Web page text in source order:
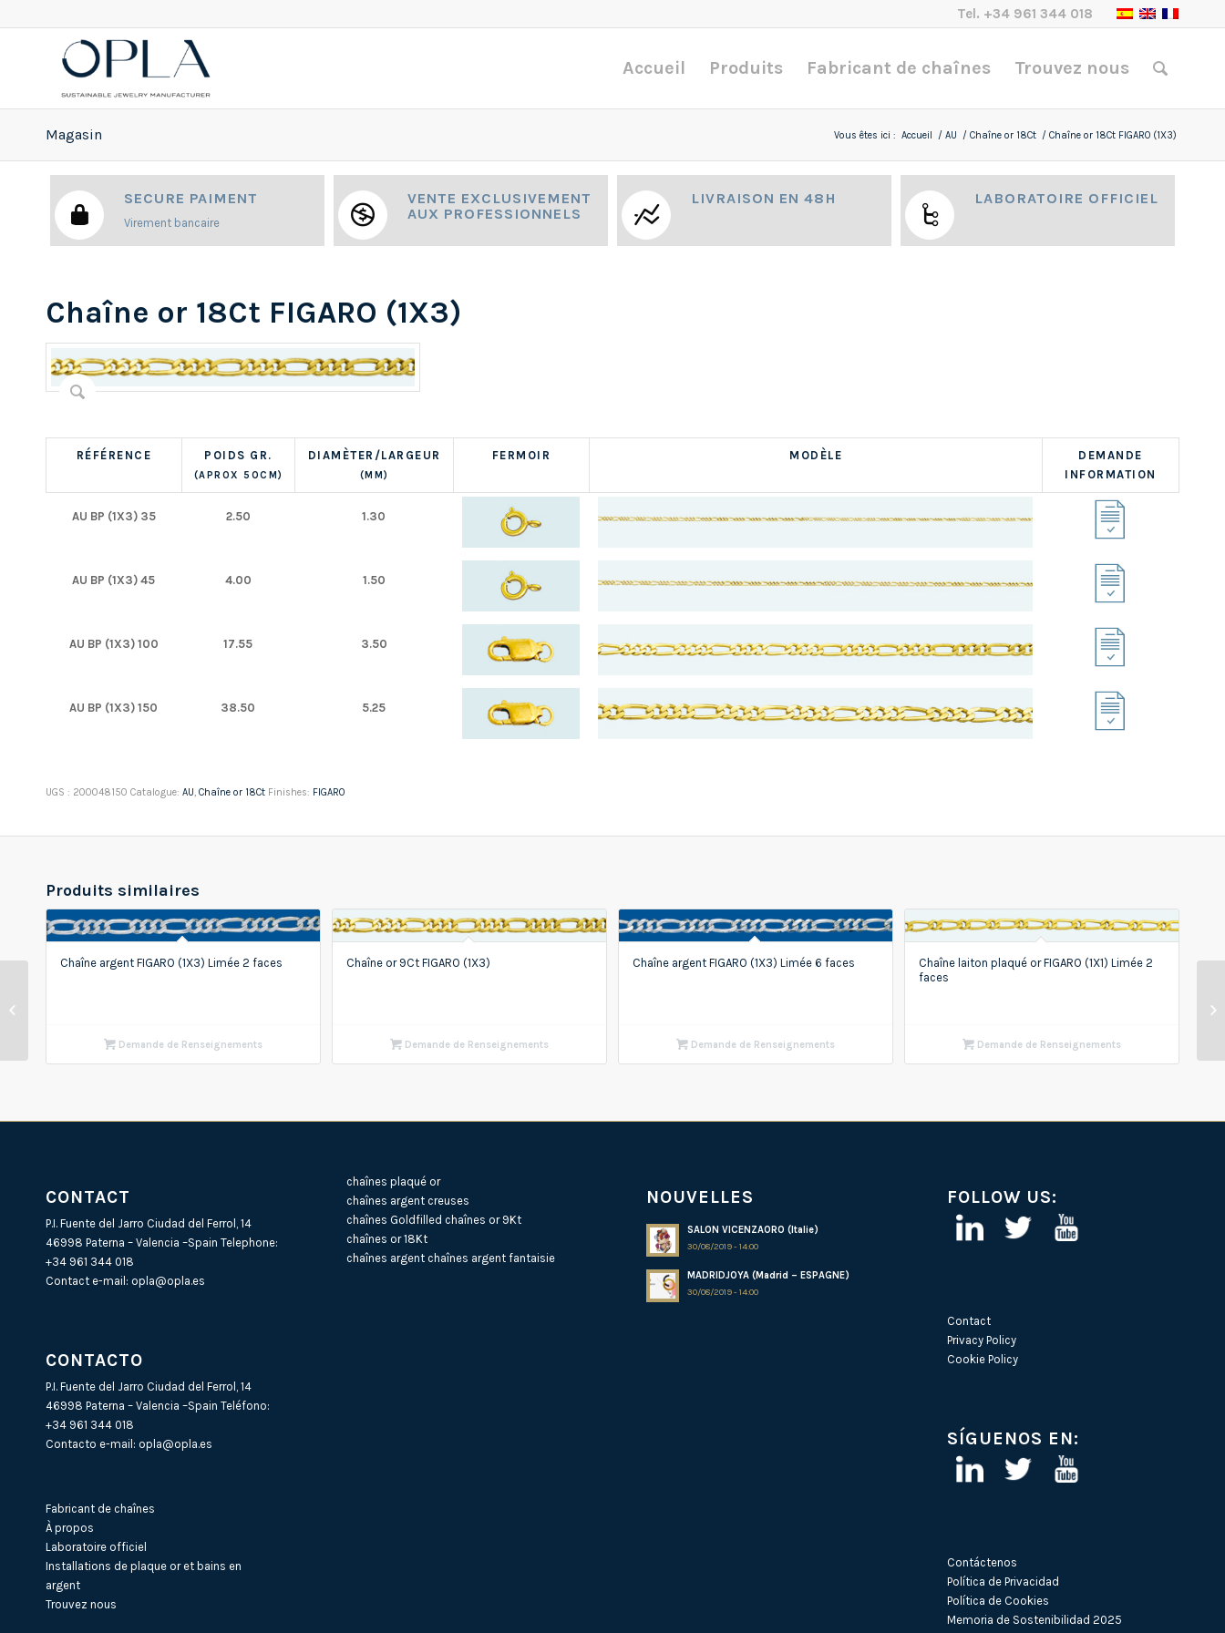
Tel. +34 961 344 018
Accueil Produits Fabricant de chaînes Trouvez nous
Magasin Vous êtes ici : Accueil / AU / Chaîne or 18Ct / Chaîne or 18Ct FIGARO (1X3)
SECURE PAIMENT
Virement bancaire
VENTE EXCLUSIVEMENT
AUX PROFESSIONNELS
LIVRAISON EN 48H LABORATOIRE OFFICIEL
Chaîne or 18Ct FIGARO (1X3)
RÉFÉRENCE POIDS GR.
(APROX 50CM)
DIAMÈTER/LARGEUR
(MM)
FERMOIR MODÈLE
DEMANDE
INFORMATION
AU BP (1X3) 35 2.50 1.30
AU BP (1X3) 45 4.00 1.50
AU BP (1X3) 100 17.55 3.50
AU BP (1X3) 150 38.50 5.25
UGS : 200048150 Catalogue: AU, Chaîne or 18Ct Finishes: FIGARO
Produits similaires
Chaîne argent FIGARO (1X3) Limée 2 faces
Demande de Renseignements
Chaîne or 9Ct FIGARO (1X3)
Demande de Renseignements
Chaîne argent FIGARO (1X3) Limée 6 faces
Demande de Renseignements
Chaîne laiton plaqué or FIGARO (1X1) Limée 2
faces
Demande de Renseignements
CONTACT
P.I. Fuente del Jarro Ciudad del Ferrol, 14
46998 Paterna – Valencia –Spain Telephone:
+34 961 344 018
Contact e-mail: opla@opla.es
CONTACTO
P.I. Fuente del Jarro Ciudad del Ferrol, 14
46998 Paterna – Valencia –Spain Teléfono:
+34 961 344 018
Contacto e-mail: opla@opla.es
Fabricant de chaînes
À propos
Laboratoire officiel
Installations de plaque or et bains en
argent
Trouvez nous
chaînes plaqué or
chaînes argent creuses
chaînes Goldfilled chaînes or 9Kt
chaînes or 18Kt
chaînes argent chaînes argent fantaisie
NOUVELLES
SALON VICENZAORO (Italie)
30/08/2019 - 14:00
MADRIDJOYA (Madrid – ESPAGNE)
30/08/2019 - 14:00
FOLLOW US:
Contact
Privacy Policy
Cookie Policy
SÍGUENOS EN:
Contáctenos
Política de Privacidad
Política de Cookies
Memoria de Sostenibilidad 2025